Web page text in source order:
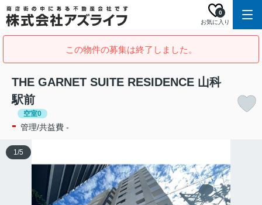
お気に入り
0
この物件の募集は終了しました。
THE GARNET SUITE RESIDENCE 山科
駅前
空室0
- 管理/共益費 -
1/5